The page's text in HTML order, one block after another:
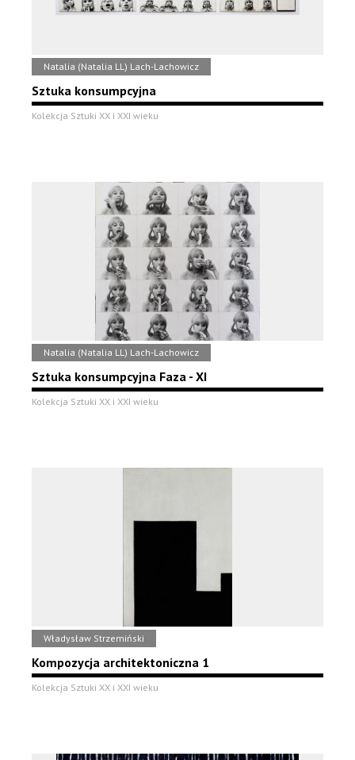
Natalia (Natalia LL) Lach-Lachowicz
Sztuka konsumpcyjna
Kolekcja Sztuki XX i XXI wieku
Natalia (Natalia LL) Lach-Lachowicz
Sztuka konsumpcyjna Faza - XI
Kolekcja Sztuki XX i XXI wieku
Władysław Strzemiński
Kompozycja architektoniczna 1
Kolekcja Sztuki XX i XXI wieku